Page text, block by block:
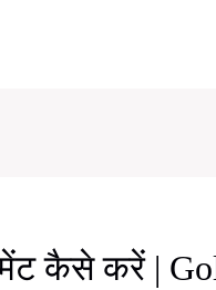
कैसे करें |